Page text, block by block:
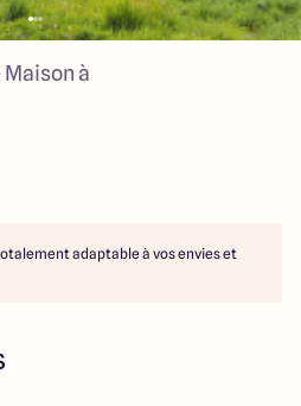
Maison à
adaptable à vos envies et